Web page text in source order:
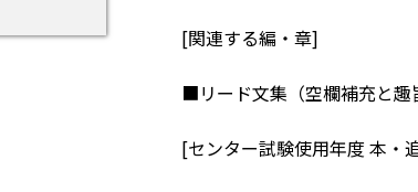
[関連する編・章]
■リード文集（空欄補充と趣
[センター試験使用年度 本・